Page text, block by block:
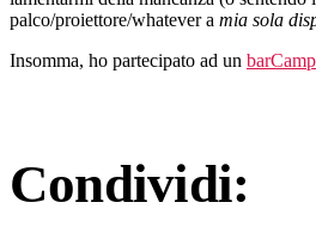
palco/proiettore/whatever a mia sola
Insomma, ho partecipato ad un barCamp
Condividi: